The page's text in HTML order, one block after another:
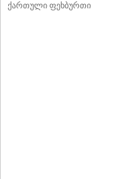
ქართული ფეხბურთი